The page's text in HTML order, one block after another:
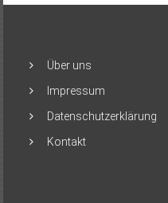
Über uns
Impressum
Datenschutzerklärung
Kontakt